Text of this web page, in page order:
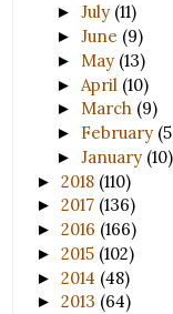
►July (11)
►June (9)
► May (13)
► April (10)
► March (9)
► February
►January (10)
►2018 (110)
►2017 (136)
►2016 (166)
►2015 (102)
►2014 (48)
►2013 (64)